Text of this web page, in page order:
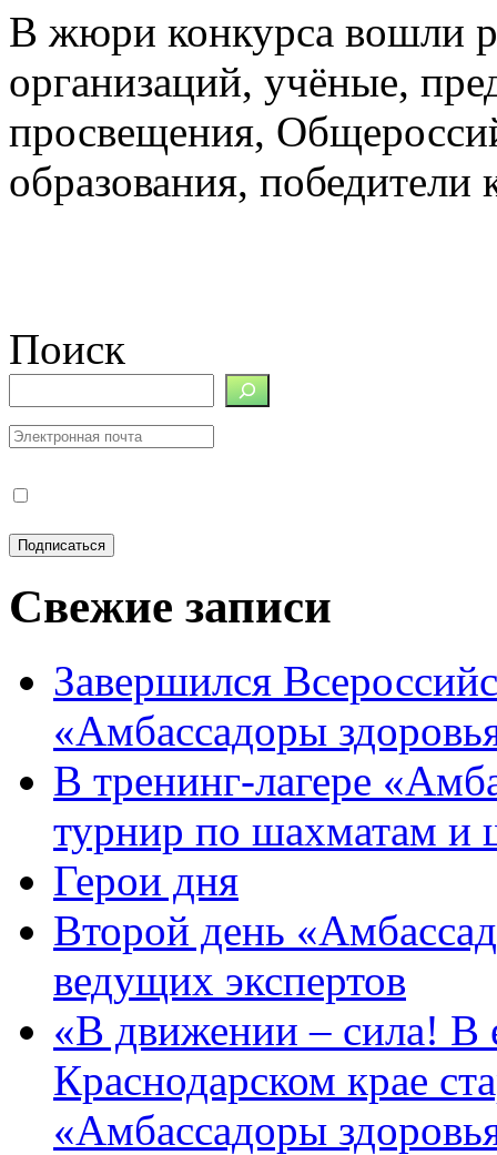
В жюри конкурса вошли
организаций, учёные,
просвещения,
образования,
Поиск
Свежие записи
Завершился
«Амбассадоры
В тренинг-лагере
турнир по шахматам и
Герои дня
Второй день
ведущих экспертов
«В движении – сила! В
Краснодарском крае
«Амбассадоры